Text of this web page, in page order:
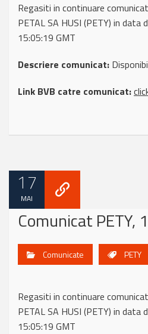
Regasiti in continuare
PETAL SA HUSI (PETY) in data
15:05:19 GMT
Descriere comunicat:
Link BVB catre comunicat:
17
MAI
Comunicat PETY,
Comunicate PETY
Regasiti in continuare
PETAL SA HUSI (PETY) in data
15:05:19 GMT